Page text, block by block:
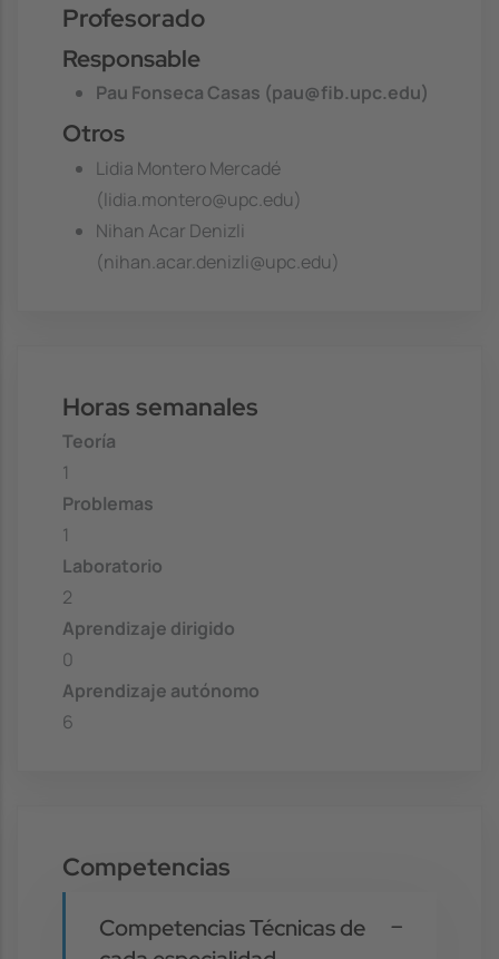
Profesorado
Responsable
Pau Fonseca Casas (pau@fib.upc.edu)
Otros
Lidia Montero Mercadé
(lidia.montero@upc.edu)
Nihan Acar Denizli
(nihan.acar.denizli@upc.edu)
Horas semanales
Teoría
1
Problemas
1
Laboratorio
2
Aprendizaje dirigido
0
Aprendizaje autónomo
6
Competencias
Competencias Técnicas de